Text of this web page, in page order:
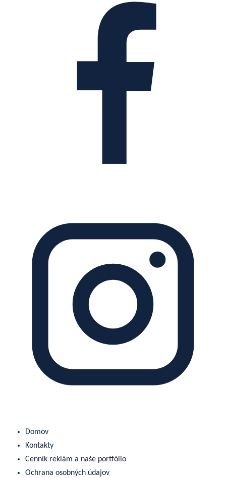
Domov
Kontakty
Cenník reklám a naše portfólio
Ochrana osobných údajov